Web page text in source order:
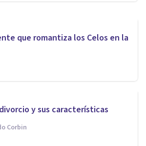
que romantiza los Celos en la
y sus características
Corbin